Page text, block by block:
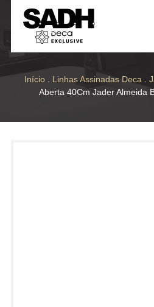
Início Linhas Assinadas Deca
Aberta 40Cm Jader Almeida